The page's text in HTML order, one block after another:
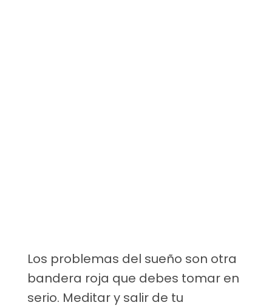
Los problemas del sueño son otra
bandera roja que debes tomar en
serio. Meditar y salir de tu